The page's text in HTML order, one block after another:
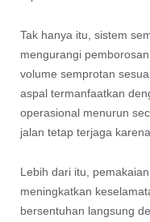
Tak hanya itu, sistem
mengurangi
volume semprotan
aspal termanfaatkan
operasional menurun
jalan tetap terjaga
Lebih dari itu,
meningkatkan
bersentuhan langsung